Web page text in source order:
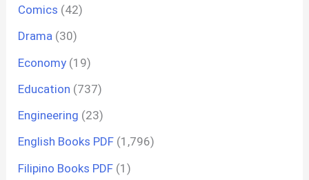
Comics (42)
Drama (30)
Economy (19)
Education (737)
Engineering (23)
English Books PDF (1,796)
Filipino Books PDF (1)